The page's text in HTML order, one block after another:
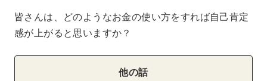
皆さんは、どのようなお金の使い方をすれば自己肯定
感が上がると思いますか？
他の話